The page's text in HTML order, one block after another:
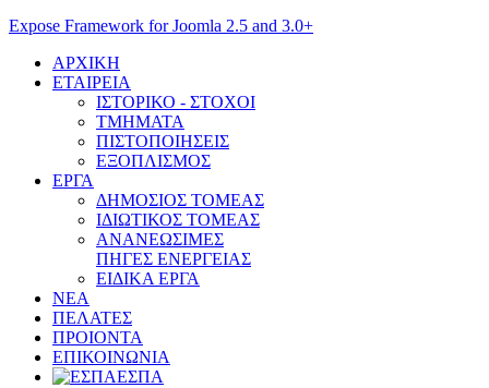
Expose Framework for Joomla 2.5 and 3.0+
ΑΡΧΙΚΗ
ΕΤΑΙΡΕΙΑ
ΙΣΤΟΡΙΚΟ - ΣΤΟΧΟΙ
ΤΜΗΜΑΤΑ
ΠΙΣΤΟΠΟΙΗΣΕΙΣ
ΕΞΟΠΛΙΣΜΟΣ
ΕΡΓΑ
ΔΗΜΟΣΙΟΣ ΤΟΜΕΑΣ
ΙΔΙΩΤΙΚΟΣ ΤΟΜΕΑΣ
ΑΝΑΝΕΩΣΙΜΕΣ
ΠΗΓΕΣ ΕΝΕΡΓΕΙΑΣ
ΕΙΔΙΚΑ ΕΡΓΑ
ΝΕΑ
ΠΕΛΑΤΕΣ
ΠΡΟΙΟΝΤΑ
ΕΠΙΚΟΙΝΩΝΙΑ
ΕΣΠΑ